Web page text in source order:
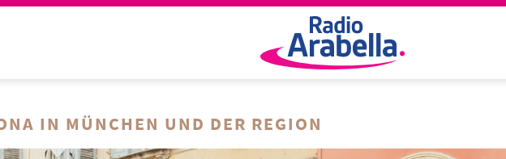
IN MÜNCHEN UND DER REGION